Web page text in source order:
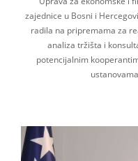
zajednice u Bosni i
radila na pripremama za
analiza tržišta i
potencijalnim